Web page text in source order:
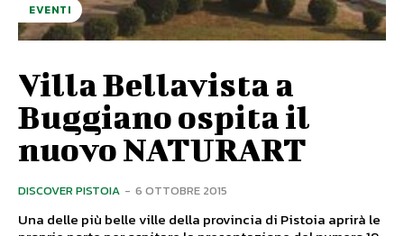
EVENTI
Villa Bellavista a
Buggiano ospita il
nuovo NATURART
DISCOVER PISTOIA - 6 OTTOBRE 2015
Una delle più belle ville della provincia di Pistoia aprirà le